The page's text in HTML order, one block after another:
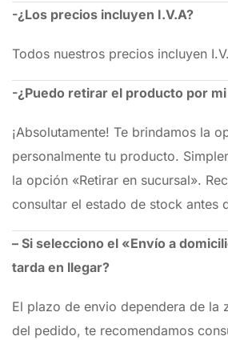
-¿Los precios incluyen I.V.A?
Todos nuestros precios incluyen
-¿Puedo retirar el producto por
¡Absolutamente! Te brindamos la
personalmente tu producto.
la opción «Retirar en sucursal».
consultar el estado de stock antes
– Si selecciono el «Envío a
tarda en llegar?
El plazo de envio dependera de la
del pedido, te recomendamos